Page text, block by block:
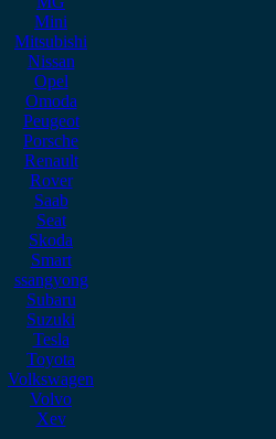
Mini
Mitsubishi
Nissan
Opel
Omoda
Peugeot
Porsche
Renault
Rover
Saab
Seat
Skoda
Smart
ssangyong
Subaru
Suzuki
Tesla
Toyota
Volkswagen
Volvo
Xev